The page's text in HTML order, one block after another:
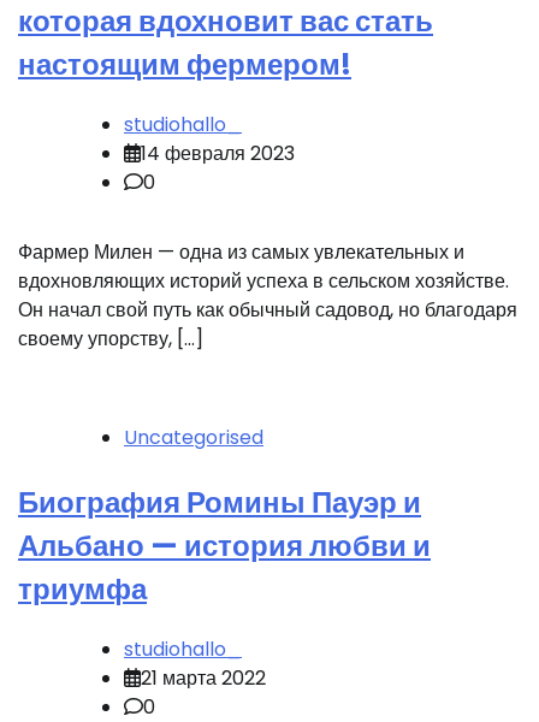
которая вдохновит вас стать
настоящим фермером!
studiohallo_
14 февраля 2023
0
Фармер Милен — одна из самых увлекательных и
вдохновляющих историй успеха в сельском хозяйстве.
Он начал свой путь как обычный садовод, но благодаря
своему упорству, […]
Uncategorised
Биография Ромины Пауэр и
Альбано — история любви и
триумфа
studiohallo_
21 марта 2022
0